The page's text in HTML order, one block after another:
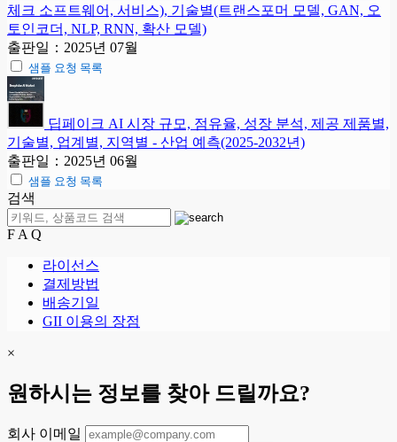
체크 소프트웨어, 서비스), 기술별(트랜스포머 모델, GAN, 오
토인코더, NLP, RNN, 확산 모델)
출판일：2025년 07월
샘플 요청 목록
딥페이크 AI 시장 규모, 점유율, 성장 분석, 제공 제품별,
기술별, 업계별, 지역별 - 산업 예측(2025-2032년)
출판일：2025년 06월
샘플 요청 목록
검색
F A Q
라이선스
결제방법
배송기일
GII 이용의 장점
×
원하시는 정보를 찾아 드릴까요?
회사 이메일